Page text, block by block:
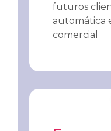
futuros
automática
comercial